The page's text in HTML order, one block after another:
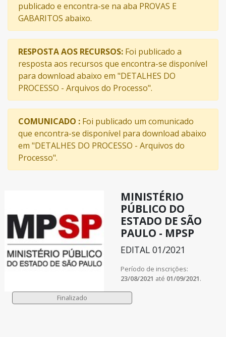
publicado e encontra-se na aba PROVAS E
GABARITOS abaixo.
RESPOSTA AOS RECURSOS: Foi publicado a
resposta aos recursos que encontra-se disponível
para download abaixo em "DETALHES DO
PROCESSO - Arquivos do Processo".
COMUNICADO : Foi publicado um comunicado
que encontra-se disponível para download abaixo
em "DETALHES DO PROCESSO - Arquivos do
Processo".
MINISTÉRIO
PÚBLICO DO
ESTADO DE SÃO
PAULO - MPSP
EDITAL 01/2021
Período de inscrições:
23/08/2021 até 01/09/2021.